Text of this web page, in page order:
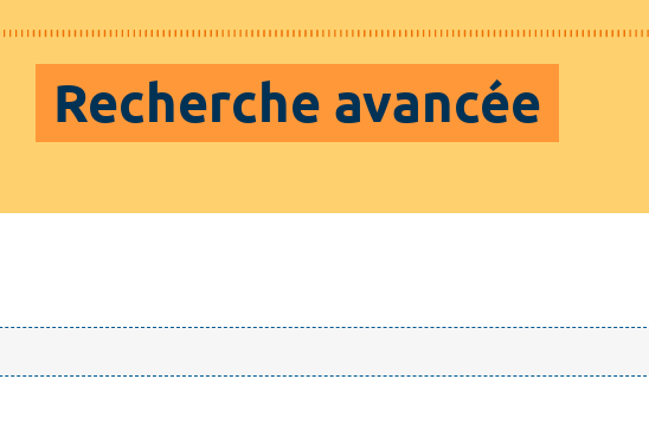
Recherche avancée